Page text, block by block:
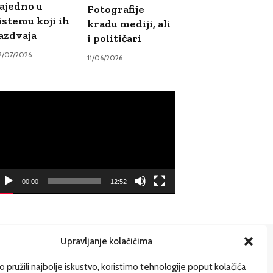
Upravljanje kolačićima
pružili najbolje iskustvo, koristimo tehnologije poput kolačića
u
koji ih
07/2026
Fotografije
kradu mediji, ali
i političari
11/06/2026
00:00 12:52